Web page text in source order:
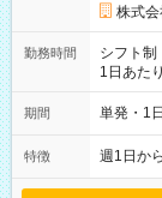
円の場合
円（役割
間】試用
株式
勤務時間
シフト制
1日あた
間は 試
期間 単発・1
特徴 週1日か